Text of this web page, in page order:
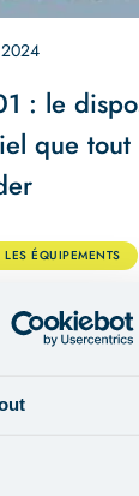
: le
que
LES ÉQUIPEMENTS